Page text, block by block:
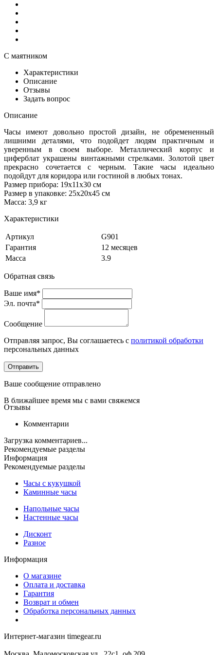
С маятником
Характеристики
Описание
Отзывы
Задать вопрос
Описание
Часы имеют довольно простой дизайн, не обремененный
лишними деталями, что подойдет людям практичным и
уверенным в своем выборе. Металлический корпус и
циферблат украшены винтажными стрелками. Золотой цвет
прекрасно сочетается с черным. Такие часы идеально
подойдут для коридора или гостиной в любых тонах.
Размер прибора: 19х11х30 см
Размер в упаковке: 25х20х45 см
Масса: 3,9 кг
Характеристики
Артикул
G901
Гарантия
12 месяцев
Масса
3.9
Обратная связь
Ваше имя*
Эл. почта*
Сообщение
Отправляя запрос, Вы соглашаетесь с политикой обработки
персональных данных
Отправить
Ваше сообщение отправлено
В ближайшее время мы с вами свяжемся
Отзывы
Комментарии
Загрузка комментариев...
Рекомендуемые разделы
Информация
Рекомендуемые разделы
Часы с кукушкой
Каминные часы
Напольные часы
Настенные часы
Дисконт
Разное
Информация
О магазине
Оплата и доставка
Гарантия
Возврат и обмен
Обработка персональных данных
Интернет-магазин timegear.ru